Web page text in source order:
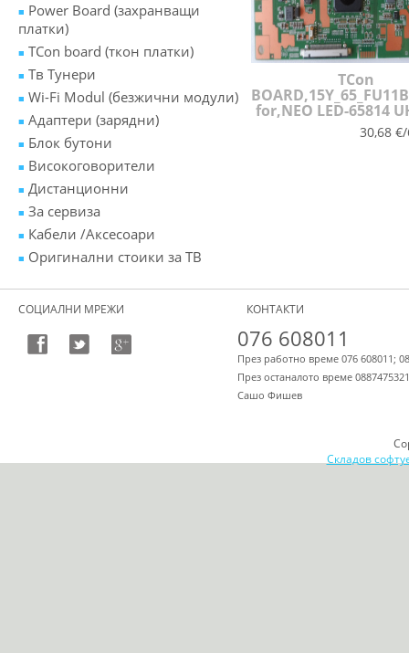
Power Board (захранващи
платки)
TCon board (ткон платки)
Tв Тунери
Wi-Fi Modul (безжични модули)
Адаптери (зарядни)
Блок бутони
Високоговорители
Дистанционни
За сервиза
Кабели /Аксесоари
Оригинални стоики за ТВ
TCon
for,NEO LED-65814
30,68
СОЦИАЛНИ МРЕЖИ КОНТАКТИ
076 608011
През работно време 076 608011;
През останалото време 0887475321
Сашо Фишев
Складов